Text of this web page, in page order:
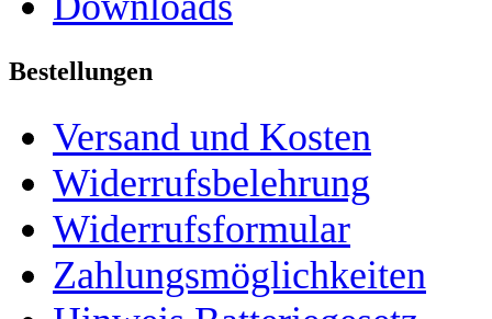
Bestellungen
Versand und Kosten
Widerrufsbelehrung
Widerrufsformular
Zahlungsmöglichkeiten